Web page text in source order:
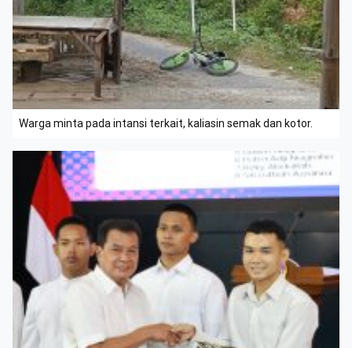
Warga minta pada intansi terkait, kaliasin semak dan kotor.